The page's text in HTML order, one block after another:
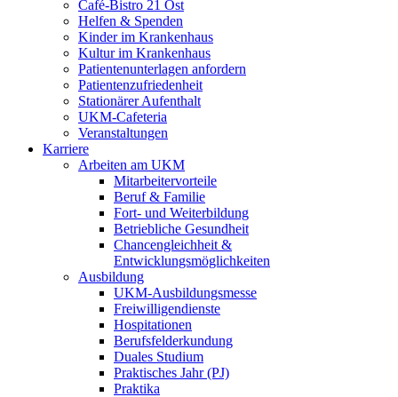
Café-Bistro 21 Ost
Helfen & Spenden
Kinder im Krankenhaus
Kultur im Krankenhaus
Patientenunterlagen anfordern
Patientenzufriedenheit
Stationärer Aufenthalt
UKM-Cafeteria
Veranstaltungen
Karriere
Arbeiten am UKM
Mitarbeitervorteile
Beruf & Familie
Fort- und Weiterbildung
Betriebliche Gesundheit
Chancengleichheit &
Entwicklungsmöglichkeiten
Ausbildung
UKM-Ausbildungsmesse
Freiwilligendienste
Hospitationen
Berufsfelderkundung
Duales Studium
Praktisches Jahr (PJ)
Praktika